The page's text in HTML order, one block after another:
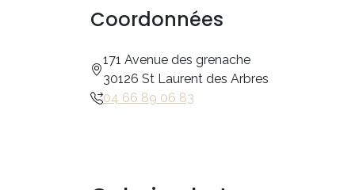
Coordonnées
171 Avenue des grenache
30126 St Laurent des Arbres
04 66 89 06 83